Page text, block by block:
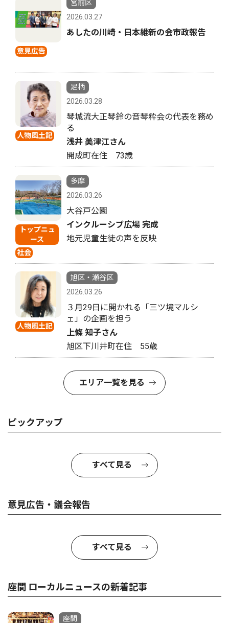
意見広告
宮前区
2026.03.27
あしたの川崎・日本維新の会市政報告
人物風土記
足柄
2026.03.28
琴城流大正琴鈴の音琴粋会の代表を務め
る
浅井 美津江さん
開成町在住 73歳
トップニュ
ース
社会
多摩
2026.03.26
大谷戸公園
インクルーシブ広場 完成
地元児童生徒の声を反映
人物風土記
旭区・瀬谷区
2026.03.26
３月29日に開かれる「三ツ境マルシ
ェ」の企画を担う
上條 知子さん
旭区下川井町在住 55歳
エリア一覧を見る
ピックアップ
すべて見る
意見広告・議会報告
すべて見る
座間 ローカルニュースの新着記事
座間